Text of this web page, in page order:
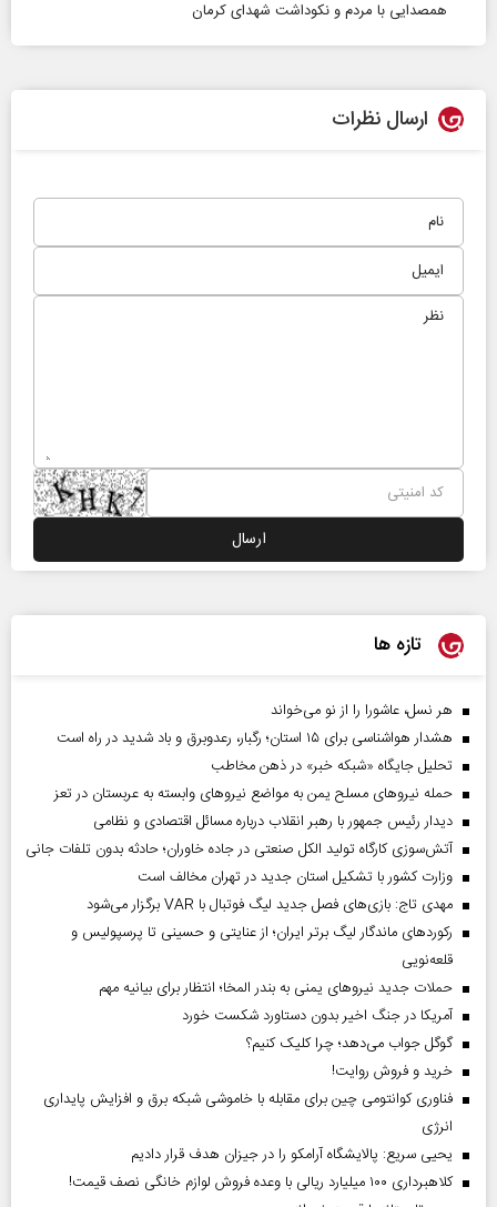
همصدایی با مردم و نکوداشت شهدای کرمان
ارسال نظرات
تازه ها
هر نسل، عاشورا را از نو می‌خواند
هشدار هواشناسی برای ۱۵ استان؛ رگبار، رعدوبرق و باد شدید در راه است
تحلیل جایگاه «شبکه خبر» در ذهن مخاطب
حمله نیروهای مسلح یمن به مواضع نیروهای وابسته به عربستان در تعز
دیدار رئیس‌ جمهور با رهبر انقلاب درباره مسائل اقتصادی و نظامی
آتش‌سوزی کارگاه تولید الکل صنعتی در جاده خاوران؛ حادثه بدون تلفات جانی
وزارت کشور با تشکیل استان جدید در تهران مخالف است
مهدی تاج: بازی‌های فصل جدید لیگ فوتبال با VAR برگزار می‌شود
رکورد‌های ماندگار لیگ برتر ایران؛ از عنایتی و حسینی تا پرسپولیس و
قلعه‌نویی
حملات جدید نیروهای یمنی به بندر المخا؛ انتظار برای بیانیه مهم
آمریکا در جنگ اخیر بدون دستاورد شکست خورد
گوگل جواب می‌دهد؛ چرا کلیک کنیم؟
خرید و فروش روایت!
فناوری کوانتومی چین برای مقابله با خاموشی شبکه برق و افزایش پایداری
انرژی
یحیی سریع: پالایشگاه آرامکو را در جیزان هدف قرار دادیم
کلاهبرداری ۱۰۰ میلیارد ریالی با وعده فروش لوازم خانگی نصف قیمت!